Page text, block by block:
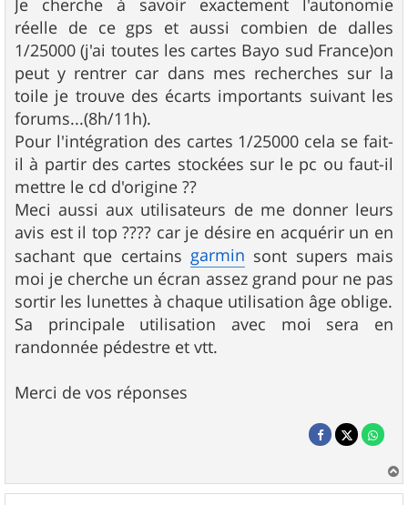
Je cherche à savoir exactement l'autonomie
réelle de ce gps et aussi combien de dalles
1/25000 (j'ai toutes les cartes Bayo sud France)on
peut y rentrer car dans mes recherches sur la
toile je trouve des écarts importants suivant les
forums...(8h/11h).
Pour l'intégration des cartes 1/25000 cela se fait-
il à partir des cartes stockées sur le pc ou faut-il
mettre le cd d'origine ??
Meci aussi aux utilisateurs de me donner leurs
avis est il top ???? car je désire en acquérir un en
sachant que certains garmin sont supers mais
moi je cherche un écran assez grand pour ne pas
sortir les lunettes à chaque utilisation âge oblige.
Sa principale utilisation avec moi sera en
randonnée pédestre et vtt.
Merci de vos réponses
a